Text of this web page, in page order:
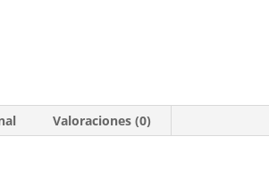
Valoraciones (0)